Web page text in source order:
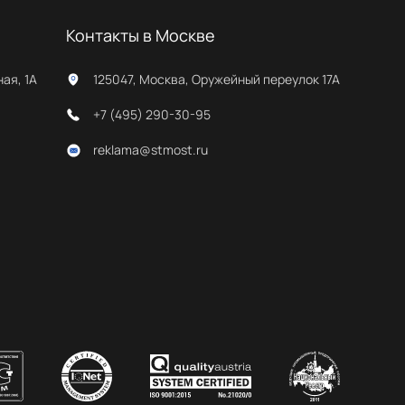
1А
Контакты в Москве
125047, Москва, Оружейный переулок 17А
+7 (495) 290-30-95
reklama@stmost.ru